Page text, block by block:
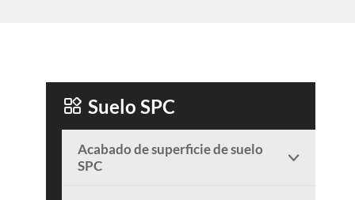
 Suelo SPC
Acabado de superficie de suelo
SPC
